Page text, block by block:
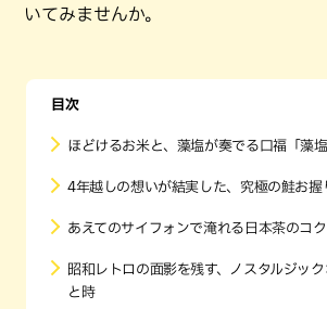
いてみませんか。
目次
ほどけるお米と、藻塩が奏でる口福「藻塩
4年越しの想いが結実した、究極の鮭お握
あえてのサイフォンで淹れる日本茶のコ
昭和レトロの面影を残す、ノスタルジッ
と時